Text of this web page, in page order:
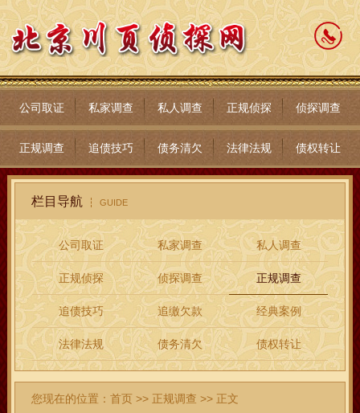
公司取证 私家调查 私人调查 正规侦探 侦探调查
正规调查 追债技巧 债务清欠 法律法规 债权转让
栏目导航 GUIDE
公司取证 私家调查 私人调查
正规侦探 侦探调查 正规调查
追债技巧 追缴欠款 经典案例
法律法规 债务清欠 债权转让
您现在的位置：首页 >> 正规调查 >> 正文